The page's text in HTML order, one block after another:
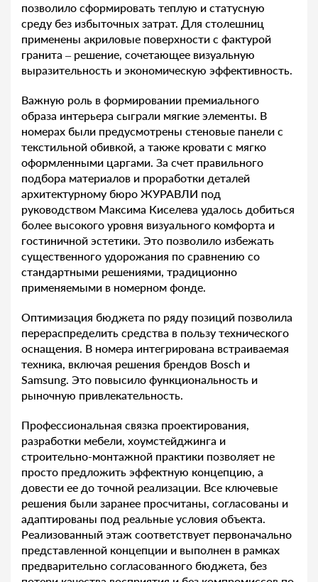
позволило сформировать теплую и статусную
среду без избыточных затрат. Для столешниц
применены акриловые поверхности с фактурой
гранита – решение, сочетающее визуальную
выразительность и экономическую эффективность.
Важную роль в формировании премиального
образа интерьера сыграли мягкие элементы. В
номерах были предусмотрены стеновые панели с
текстильной обивкой, а также кровати с мягко
оформленными царгами. За счет правильного
подбора материалов и проработки деталей
архитектурному бюро ЖУРАВЛИ под
руководством Максима Киселева удалось добиться
более высокого уровня визуального комфорта и
гостиничной эстетики. Это позволило избежать
существенного удорожания по сравнению со
стандартными решениями, традиционно
применяемыми в номерном фонде.
Оптимизация бюджета по ряду позиций позволила
перераспределить средства в пользу технического
оснащения. В номера интегрирована встраиваемая
техника, включая решения брендов Bosch и
Samsung. Это повысило функциональность и
рыночную привлекательность.
Профессиональная связка проектирования,
разработки мебели, хоумстейджинга и
строительно-монтажной практики позволяет не
просто предложить эффектную концепцию, а
довести ее до точной реализации. Все ключевые
решения были заранее просчитаны, согласованы и
адаптированы под реальные условия объекта.
Реализованный этаж соответствует первоначально
представленной концепции и выполнен в рамках
предварительно согласованного бюджета, без